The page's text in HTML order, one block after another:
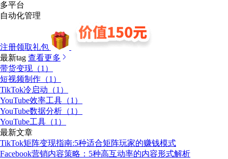
多平台
自动化管理
注册领取礼包
最新tag 查看更多
带货变现（1）
短视频制作（1）
TikTok冷启动（1）
YouTube效率工具（1）
YouTube数据分析（1）
YouTube工具（1）
最新文章
TikTok矩阵变现指南:5种适合矩阵玩家的赚钱模式
Facebook营销内容策略：5种高互动率的内容形式解析